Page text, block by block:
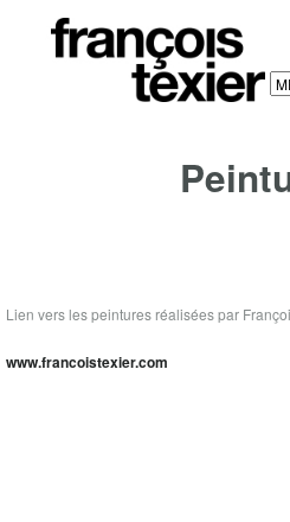
Lien vers les peintures réalisées par
www.francoistexier.com